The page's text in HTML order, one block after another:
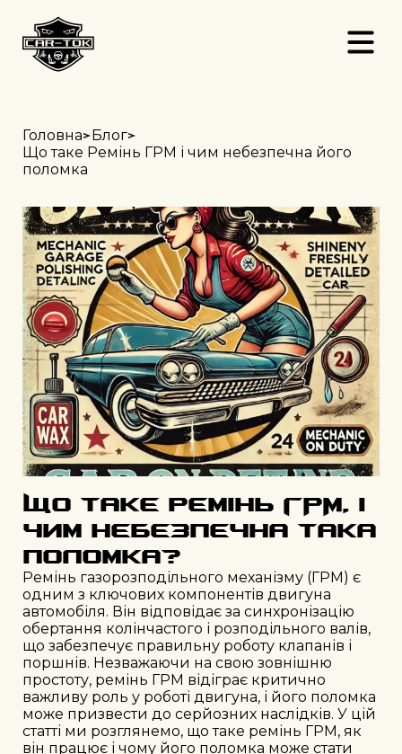
Головна>Блог>
Що таке Ремінь ГРМ і чим небезпечна його
поломка
Що таке ремінь ГРМ, і
чим небезпечна така
поломка?
Ремінь газорозподільного механізму (ГРМ) є
одним з ключових компонентів двигуна
автомобіля. Він відповідає за синхронізацію
обертання колінчастого і розподільного валів,
що забезпечує правильну роботу клапанів і
поршнів. Незважаючи на свою зовнішню
простоту, ремінь ГРМ відіграє критично
важливу роль у роботі двигуна, і його поломка
може призвести до серйозних наслідків. У цій
статті ми розглянемо, що таке ремінь ГРМ, як
він працює і чому його поломка може стати